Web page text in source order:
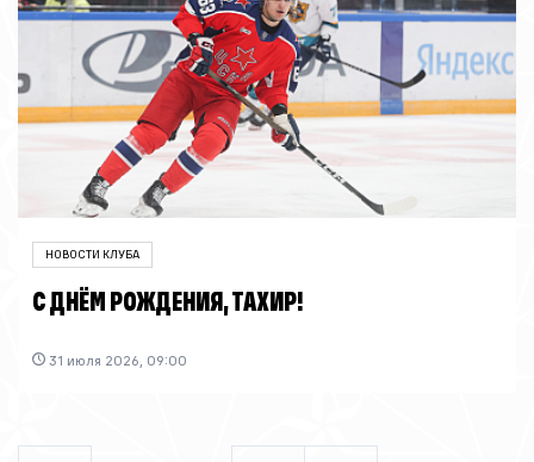
НОВОСТИ КЛУБА
С ДНЁМ РОЖДЕНИЯ, ТАХИР!
31 июля 2026, 09:00